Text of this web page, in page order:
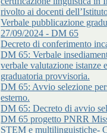
rivolto ai docenti
Verbale pubblicazione
27/09/2024 - DM 65
Decreto di conferimento
DM 65: Verbale
verbale valutazione istanze
graduatoria provvisoria.
DM 65: Avvio selezione
esterno.
DM 65: Decreto di avvio
DM 65 progetto PNRR
STEM e multilinguistiche-